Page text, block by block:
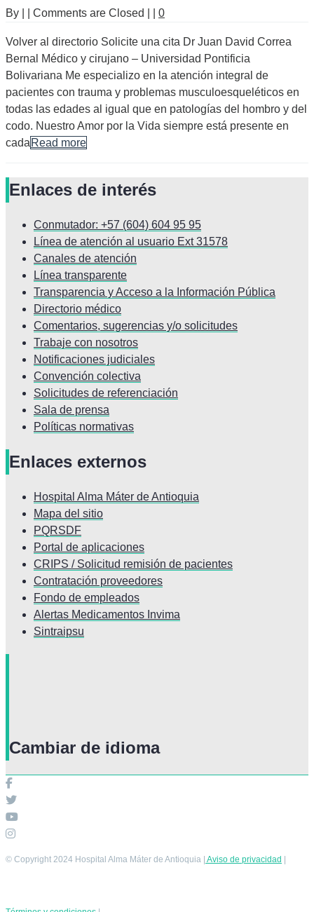
By Comments are Closed 0
Volver al directorio Solicite una cita Dr Juan David Correa
Bernal Médico y cirujano – Universidad Pontificia
Bolivariana Me especializo en la atención integral de
pacientes con trauma y problemas musculoesqueléticos en
todas las edades al igual que en patologías del hombro y del
codo. Nuestro Amor por la Vida siempre está presente en
cadaRead more
Enlaces de interés
Conmutador: +57 (604) 604 95 95
Línea de atención al usuario Ext 31578
Canales de atención
Línea transparente
Transparencia y Acceso a la Información Pública
Directorio médico
Comentarios, sugerencias y/o solicitudes
Trabaje con nosotros
Notificaciones judiciales
Convención colectiva
Solicitudes de referenciación
Sala de prensa
Políticas normativas
Enlaces externos
Hospital Alma Máter de Antioquia
Mapa del sitio
PQRSDF
Portal de aplicaciones
CRIPS / Solicitud remisión de pacientes
Contratación proveedores
Fondo de empleados
Alertas Medicamentos Invima
Sintraipsu
Cambiar de idioma
© Copyright 2024 Hospital Alma Máter de Antioquia | Aviso de privacidad